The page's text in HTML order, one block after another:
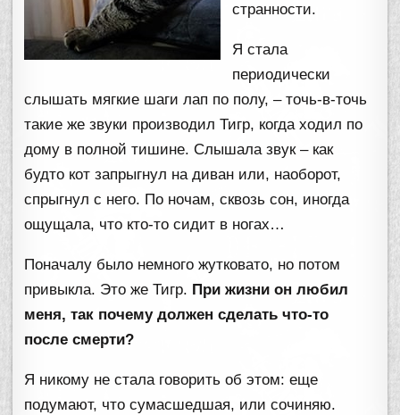
странности.
Я стала
периодически
слышать мягкие шаги лап по полу, – точь-в-точь
такие же звуки производил Тигр, когда ходил по
дому в полной тишине. Слышала звук – как
будто кот запрыгнул на диван или, наоборот,
спрыгнул с него. По ночам, сквозь сон, иногда
ощущала, что кто-то сидит в ногах…
Поначалу было немного жутковато, но потом
привыкла. Это же Тигр. При жизни он любил
меня, так почему должен сделать что-то
после смерти?
Я никому не стала говорить об этом: еще
подумают, что сумасшедшая, или сочиняю.